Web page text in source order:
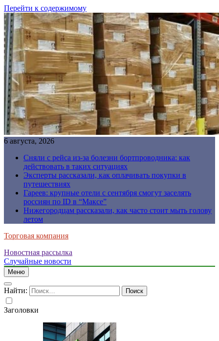
Перейти к содержимому
6 августа, 2026
Сняли с рейса из-за болезни бортпроводника: как
действовать в таких ситуациях
Эксперты рассказали, как оплачивать покупки в
путешествиях
Гареев: крупные отели с сентября смогут заселять
россиян по ID в “Максе”
Нижегородцам рассказали, как часто стоит мыть голову
летом
Торговая компания
Новостная рассылка
Случайные новости
Меню
Найти:
Заголовки